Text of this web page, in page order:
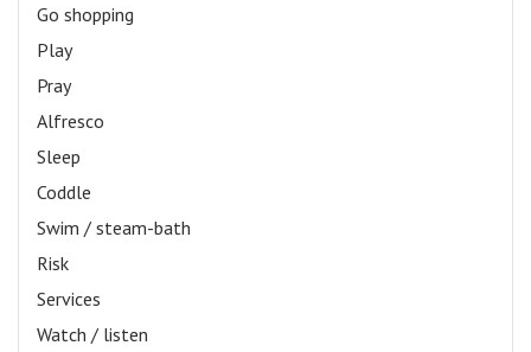
Go shopping
Play
Pray
Alfresco
Sleep
Coddle
Swim / steam-bath
Risk
Services
Watch / listen